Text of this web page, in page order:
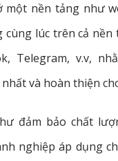
một nền tảng như
cùng lúc trên cả nền
Telegram, v.v,
và hoàn thiện
đảm bảo chất
nghiệp áp dụng